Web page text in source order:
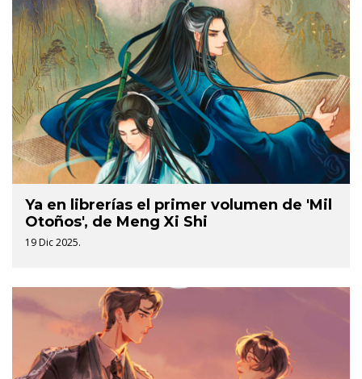
Ya en librerías el primer volumen de 'Mil
Otoños', de Meng Xi Shi
19 Dic 2025.